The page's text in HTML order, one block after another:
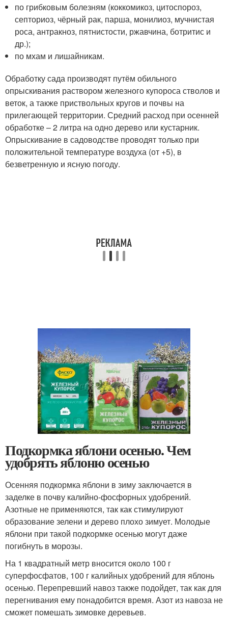
по грибковым болезням (коккомикоз, цитоспороз,
септориоз, чёрный рак, парша, монилиоз, мучнистая
роса, антракноз, пятнистости, ржавчина, ботритис и
др.);
по мхам и лишайникам.
Обработку сада производят путём обильного
опрыскивания раствором железного купороса стволов и
веток, а также приствольных кругов и почвы на
прилегающей территории. Средний расход при осенней
обработке – 2 литра на одно дерево или кустарник.
Опрыскивание в садоводстве проводят только при
положительной температуре воздуха (от +5), в
безветренную и ясную погоду.
Подкормка яблони осенью. Чем
удобрять яблоню осенью
Осенняя подкормка яблони в зиму заключается в
заделке в почву калийно-фосфорных удобрений.
Азотные не применяются, так как стимулируют
образование зелени и дерево плохо зимует. Молодые
яблони при такой подкормке осенью могут даже
погибнуть в морозы.
На 1 квадратный метр вносится около 100 г
суперфосфатов, 100 г калийных удобрений для яблонь
осенью. Перепревший навоз также подойдет, так как для
перегнивания ему понадобится время. Азот из навоза не
сможет помешать зимовке деревьев.